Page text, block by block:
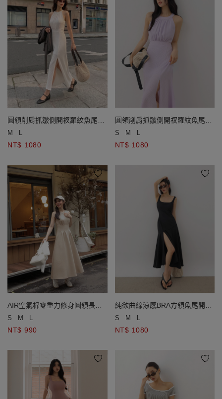
圓領削肩抓皺側開衩羅紋魚尾長
洋裝(附胸墊)
M L
NT$ 1080
圓領削肩抓皺側開衩羅紋魚尾長
洋裝(附胸墊)
S M L
NT$ 1080
AIR空氣棉零重力修身圓領長洋
裝
S M
NT$ 990
純欲曲線涼感BRA方領魚尾開衩
長洋裝
S M L
NT$ 1080